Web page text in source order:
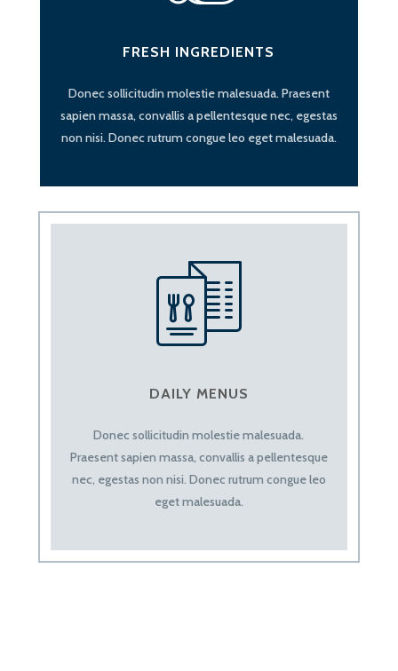
FRESH INGREDIENTS
Donec sollicitudin molestie malesuada. Praesent
sapien massa, convallis a pellentesque nec, egestas
non nisi. Donec rutrum congue leo eget malesuada.
DAILY MENUS
Donec sollicitudin molestie malesuada.
Praesent sapien massa, convallis a pellentesque
nec, egestas non nisi. Donec rutrum congue leo
eget malesuada.